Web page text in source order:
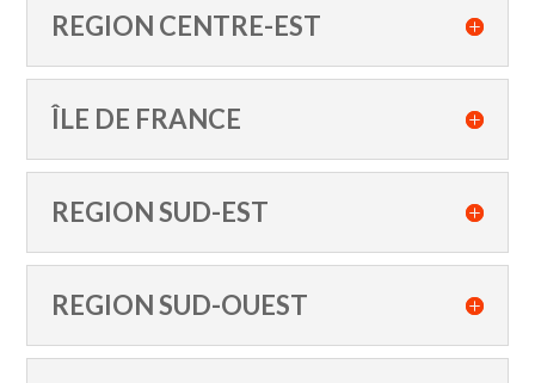
REGION CENTRE-EST
ÎLE DE FRANCE
REGION SUD-EST
REGION SUD-OUEST